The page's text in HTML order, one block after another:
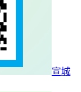
宣城